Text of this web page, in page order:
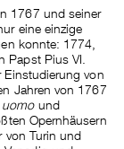
1767 und seiner
eine einzige
konnte: 1774,
Papst Pius VI.
von
Jahren von 1767
und
Opernhäusern
von Turin und